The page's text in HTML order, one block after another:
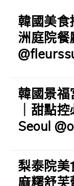
韓國美
洲庭院餐
韓國景福
｜甜點
Seoul
梨泰院美
麻糬舒芙